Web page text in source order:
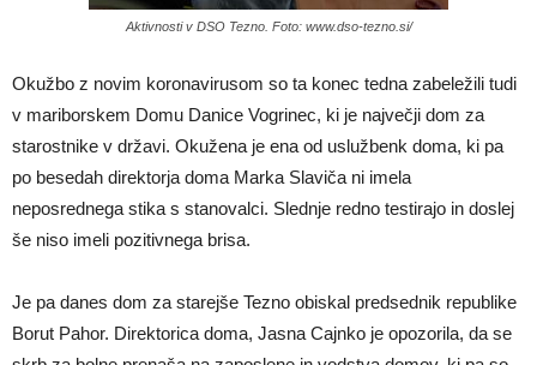
Aktivnosti v DSO Tezno. Foto: www.dso-tezno.si/
Okužbo z novim koronavirusom so ta konec tedna zabeležili tudi
v mariborskem Domu Danice Vogrinec, ki je največji dom za
starostnike v državi. Okužena je ena od uslužbenk doma, ki pa
po besedah direktorja doma Marka Slaviča ni imela
neposrednega stika s stanovalci. Slednje redno testirajo in doslej
še niso imeli pozitivnega brisa.
Je pa danes dom za starejše Tezno obiskal predsednik republike
Borut Pahor. Direktorica doma, Jasna Cajnko je opozorila, da se